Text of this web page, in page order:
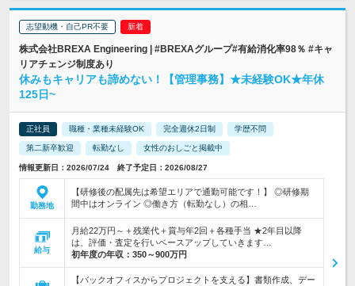
志望動機・自己PR不要
株式会社BREXA Engineering | #BREXAグループ#有給消化率98％ #キャ
リアチェンジ制度あり
休みもキャリアも諦めない！【管理事務】★未経験OK★年休
125日~
正社員 職種・業種未経験OK 完全週休2日制 学歴不問
第二新卒歓迎 転勤なし 女性のおしごと掲載中
情報更新日：2026/07/24 終了予定日：2026/08/27
勤務地
【研修後の配属先は希望エリアで通勤可能です！】 ◎研修期
間中はオンライン ◎働き方（転勤なし）の相…
給与
月給22万円～＋残業代＋賞与年2回＋各種手当 ★2年目以降
は、評価・査定を行いベースアップしていきます…
初年度の年収： 350～900万円
【バックオフィスからプロジェクトを支える】書類作成、デー